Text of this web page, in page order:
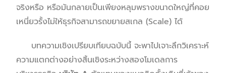
จริงหรือ หรือมันกลายเป็นเพียงหลุมพรางขนาดใหญ่ที่คอย
เหนี่ยวรั้งไม่ให้ธุรกิจสามารถขยายสเกล (Scale) ได้
บทความเชิงเปรียบเทียบฉบับนี้ จะพาไปเจาะลึกวิเคราะห์
ความแตกต่างอย่างสิ้นเชิงระหว่างสองโมเดลการ